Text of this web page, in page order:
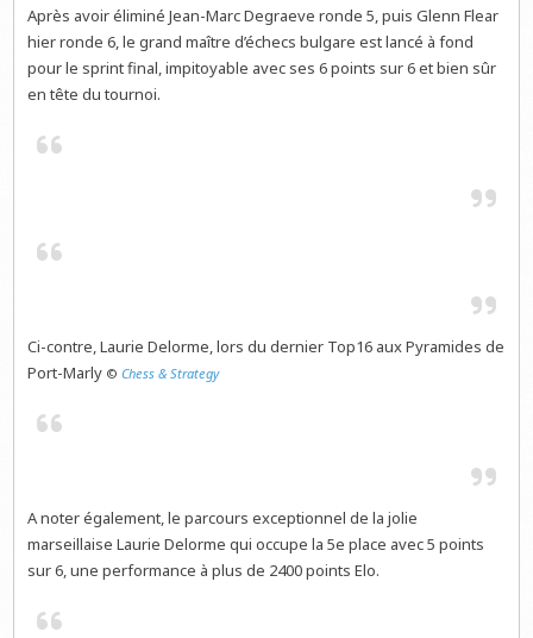
Après avoir éliminé Jean-Marc Degraeve ronde 5, puis Glenn Flear
hier ronde 6, le grand maître d’échecs bulgare est lancé à fond
pour le sprint final, impitoyable avec ses 6 points sur 6 et bien sûr
en tête du tournoi.
Ci-contre, Laurie Delorme, lors du dernier Top16 aux Pyramides de
Port-Marly ©Chess & Strategy
A noter également, le parcours exceptionnel de la jolie
marseillaise Laurie Delorme qui occupe la 5e place avec 5 points
sur 6, une performance à plus de 2400 points Elo.